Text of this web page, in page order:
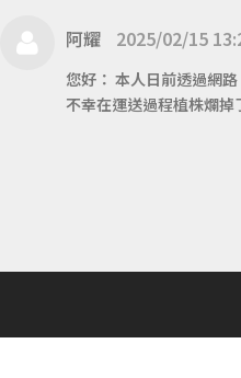
阿耀 2025/02/15
您好： 本人日前透過網
不幸在運送過程植株爛掉